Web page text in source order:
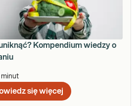
Kompendium wiedzy o
minut
się więcej